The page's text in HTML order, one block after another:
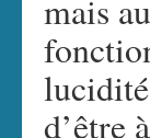
mais
d’être